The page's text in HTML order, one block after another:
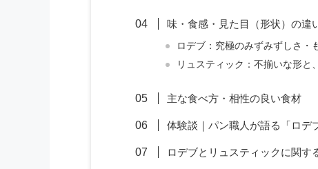
味・食感・見た目（形状）の違
ロデブ：究極のみずみずしさ・
リュスティック：不揃いな形と
主な食べ方・相性の良い食材
体験談｜パン職人が語る「ロデ
ロデブとリュスティックに関す